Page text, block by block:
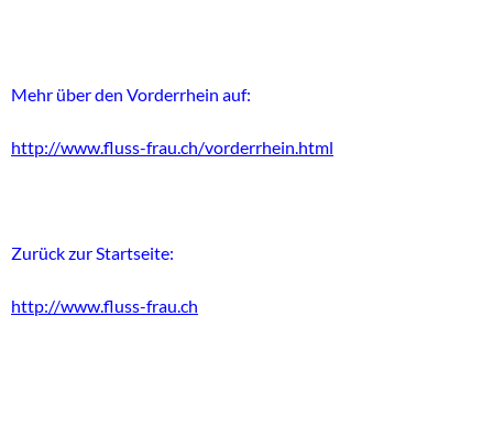
Mehr über den Vorderrhein auf:
http://www.fluss-frau.ch/vorderrhein.html
Zurück zur Startseite:
http://www.fluss-frau.ch